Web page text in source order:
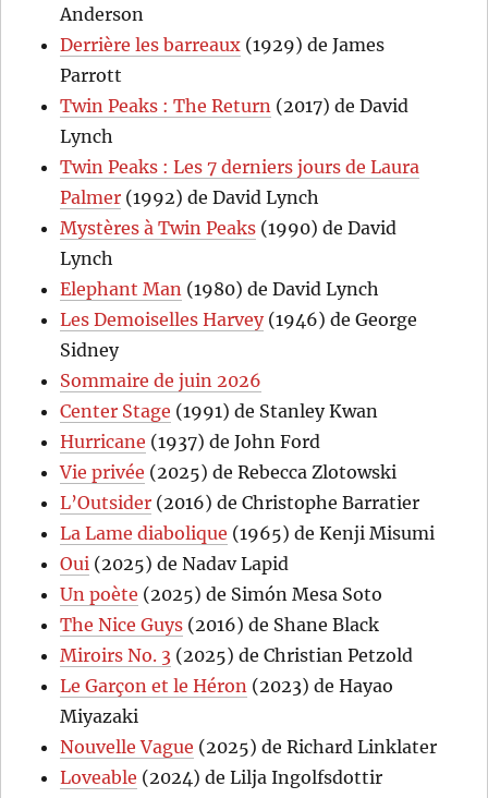
Anderson
Derrière les barreaux (1929) de James
Parrott
Twin Peaks : The Return (2017) de David
Lynch
Twin Peaks : Les 7 derniers jours de Laura
Palmer (1992) de David Lynch
Mystères à Twin Peaks (1990) de David
Lynch
Elephant Man (1980) de David Lynch
Les Demoiselles Harvey(1946) de George
Sidney
Sommaire de juin 2026
Center Stage (1991) de Stanley Kwan
Hurricane (1937) de John Ford
Vie privée (2025) de Rebecca Zlotowski
L’Outsider (2016) de Christophe Barratier
La Lame diabolique (1965) de Kenji Misumi
Oui (2025) de Nadav Lapid
Un poète (2025) de Simón Mesa Soto
The Nice Guys (2016) de Shane Black
Miroirs No. 3 (2025) de Christian Petzold
Le Garçon et le Héron (2023) de Hayao
Miyazaki
Nouvelle Vague (2025) de Richard Linklater
Loveable (2024) de Lilja Ingolfsdottir